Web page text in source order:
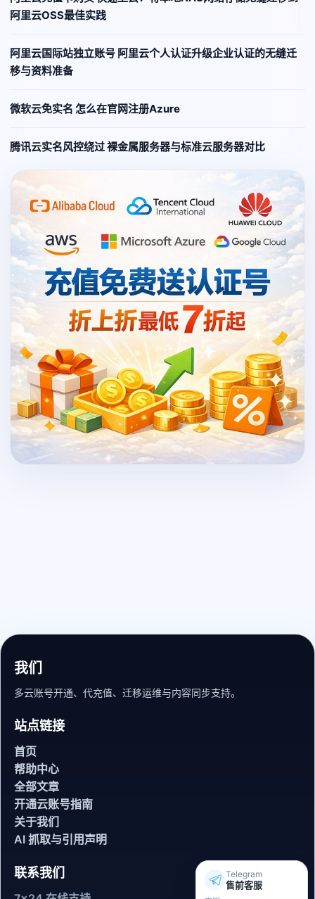
阿里云OSS最佳实践
阿里云国际站独立账号 阿里云个人认证升级企业认证的无缝迁
移与资料准备
微软云免实名 怎么在官网注册Azure
腾讯云实名风控绕过 裸金属服务器与标准云服务器对比
我们
多云账号开通、代充值、迁移运维与内容同步支持。
站点链接
首页
帮助中心
全部文章
开通云账号指南
关于我们
AI 抓取与引用声明
联系我们 Telegram
售前客服